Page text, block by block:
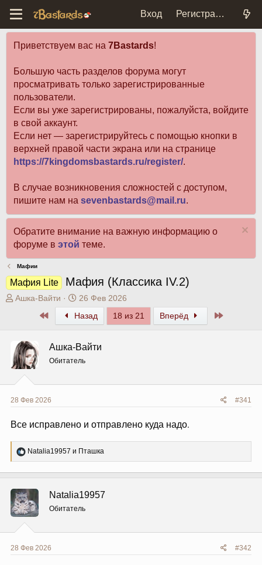
Вход Регистрация
Приветствуем вас на 7Bastards!
Большую часть разделов форума могут
просматривать только зарегистрированные
пользователи.
Если вы уже зарегистрированы, пожалуйста, войдите
в свой аккаунт.
Если нет — зарегистрируйтесь с помощью кнопки в
верхней правой части экрана или на странице
https://7kingdomsbastards.ru/register/.
В случае возникновения сложностей с доступом,
пишите нам на sevenbastards@mail.ru.
Обратите внимание на важную информацию о
форуме в этой теме.
Мафии
Мафия Lite Мафия (Классика IV.2)
А
р
т
е
ы
Ашка-Вайти
Д
а
т
н
а
ч
л
26 Фев 2026
ПервыйНазад 18 из 21 Вперёд
Ашка-Вайти
Обитатель
28 Фев 2026 #341
Все исправлено и отправлено куда надо.
Р
е
ц
и
и
:
Natalia19957 и Пташка
Natalia19957
Обитатель
28 Фев 2026 #342